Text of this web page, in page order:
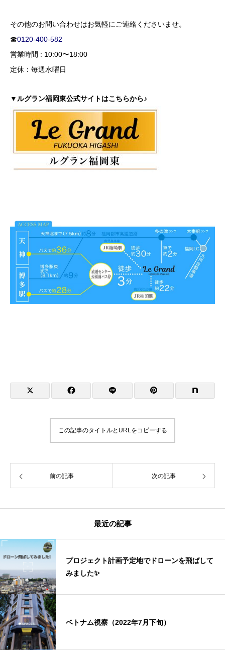
その他のお問い合わせはお気軽にご連絡くださいませ。
☎0120-400-582
営業時間 : 10:00〜18:00
定休：毎週水曜日
▼ルグラン福岡東公式サイトはこちらから♪
この記事のタイトルとURLをコピーする
前の記事 次の記事
最近の記事
プロジェクト計画予定地でドローンを飛ばして
みました✨
ベトナム視察（2022年7月下旬）